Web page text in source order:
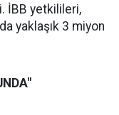
İBB yetkilileri,
yaklaşık 3 miyon